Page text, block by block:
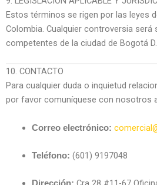
Estos términos se rigen por las leyes
Colombia. Cualquier controversia
competentes de la ciudad de Bogotá
10. CONTACTO
Para cualquier duda o inquietud
por favor comuníquese con nosotros
Correo electrónico:
Teléfono: (601) 9197048